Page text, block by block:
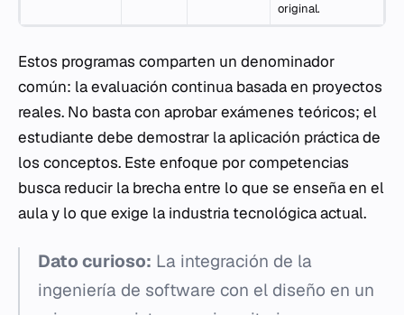
original.
Estos programas comparten un denominador
común: la evaluación continua basada en proyectos
reales. No basta con aprobar exámenes teóricos; el
estudiante debe demostrar la aplicación práctica de
los conceptos. Este enfoque por competencias
busca reducir la brecha entre lo que se enseña en el
aula y lo que exige la industria tecnológica actual.
Dato curioso: La integración de la
ingeniería de software con el diseño en un